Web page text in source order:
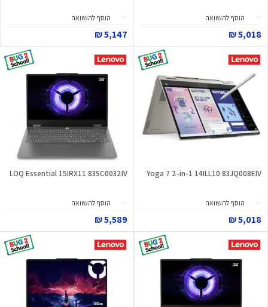
הוסף להשוואה
5,018 ₪
הוסף להשוואה
5,147 ₪
Yoga 7 2-in-1 14ILL10 83JQ008EIV
הוסף להשוואה
5,018 ₪
LOQ Essential 15IRX11 83SC0032IV
הוסף להשוואה
5,589 ₪